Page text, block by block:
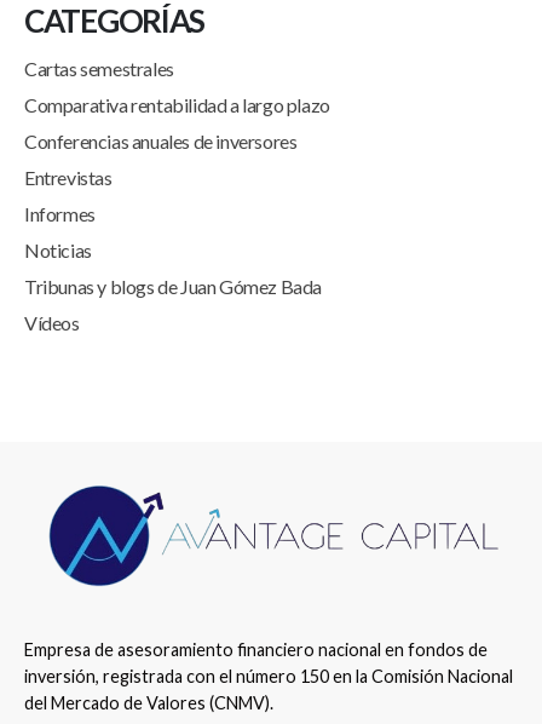
CATEGORÍAS
Cartas semestrales
Comparativa rentabilidad a largo plazo
Conferencias anuales de inversores
Entrevistas
Informes
Noticias
Tribunas y blogs de Juan Gómez Bada
Vídeos
Empresa de asesoramiento financiero nacional en fondos de
inversión, registrada con el número 150 en la Comisión Nacional
del Mercado de Valores (CNMV).